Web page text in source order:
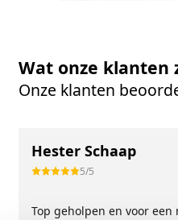
Wat onze klanten
Onze klanten
Hester Schaap
5/5
Top geholpen en voor een